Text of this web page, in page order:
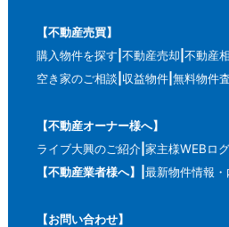
【不動産売買】
購入物件を探す 不動産売却 不動産
空き家のご相談 収益物件 無料物件
【不動産オーナー様へ】
ライブ大興のご紹介 家主様WEBロ
【不動産業者様へ】
最新物件情報・
【お問い合わせ】